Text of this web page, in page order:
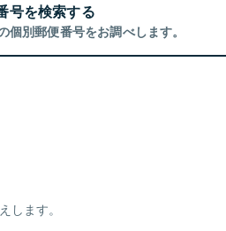
号を検索する
個別郵便番号をお調べします。
します。